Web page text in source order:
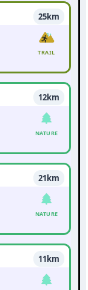
25km
TRAIL
12km
NATURE
21km
NATURE
11km